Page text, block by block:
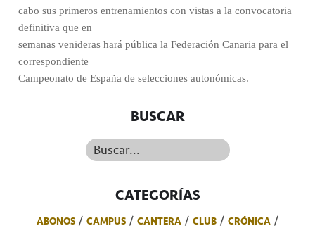
cabo sus primeros entrenamientos con vistas a la convocatoria
definitiva que en
semanas venideras hará pública la Federación Canaria para el
correspondiente
Campeonato de España de selecciones autonómicas.
BUSCAR
Buscar...
CATEGORÍAS
ABONOS CAMPUS CANTERA CLUB
CRÓNICA